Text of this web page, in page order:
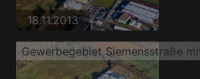
18.11.2013